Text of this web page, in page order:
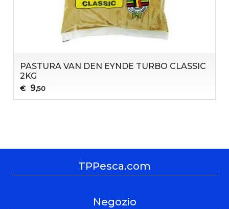
PASTURA VAN DEN EYNDE TURBO CLASSIC
2KG
€ 9,50
TPPesca.com
Negozio